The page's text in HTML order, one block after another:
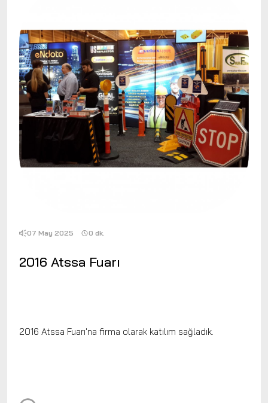
07 May 2025 0 dk.
2016 Atssa Fuarı
2016 Atssa Fuarı'na firma olarak katılım sağladık.